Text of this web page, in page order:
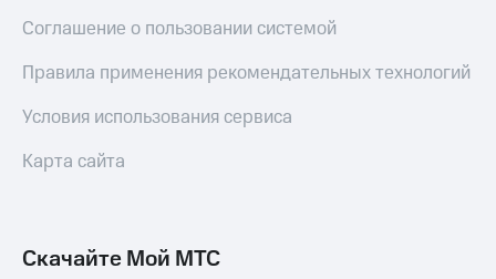
Соглашение о пользовании системой
Правила применения рекомендательных технологий
Условия использования сервиса
Карта сайта
Скачайте Мой МТС